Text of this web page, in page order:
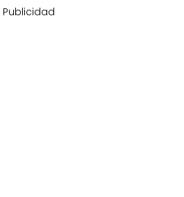
Publicidad